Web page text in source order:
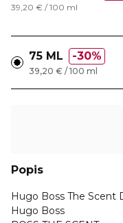
39,20 € / 100 ml
75 ML 30%
39,20 € / 100 ml
Popis
Hugo Boss The Scent
Hugo Boss